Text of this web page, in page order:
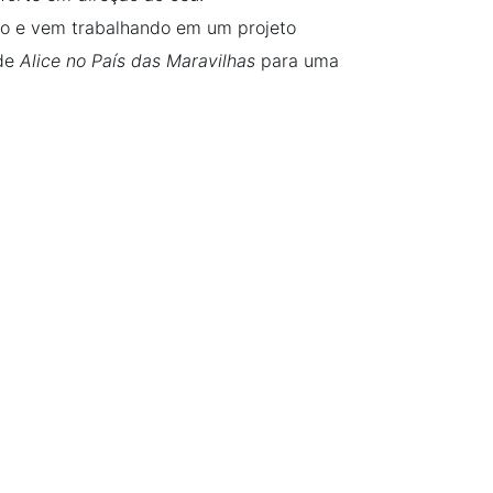
e vem trabalhando em um projeto
Alice no País das Maravilhas para uma